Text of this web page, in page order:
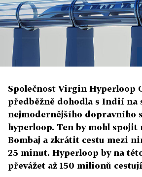
Společnost Virgin Hyperloop
předběžně dohodla s Indií na
nejmodernějšího dopravního
hyperloop. Ten by mohl spojit
Bombaj a zkrátit cestu mezi
25 minut. Hyperloop by na
převážet až 150 milionů